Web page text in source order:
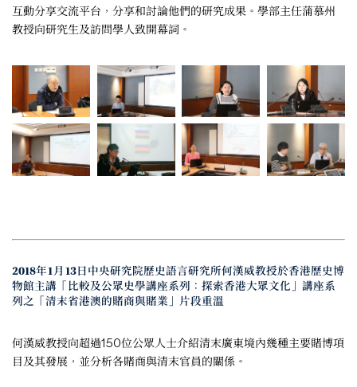
互動分享交流平台，分享和討論他們的研究成果。學部主任蒲慕州
教授向研究生及訪問學人致開幕詞。
2018年1月13日中央研究院歷史語言研究所何漢威教授於香港歷史博
物館主講「比較及公眾史學講座系列：探索香港大眾文化」講座系
列之「清末省港澳的賭商與賭業」片段重溫
何漢威教授向超過150位公眾人士介紹清末廣東境內幾種主要賭博項
目及其發展，並分析各賭商與清末官員的關係。